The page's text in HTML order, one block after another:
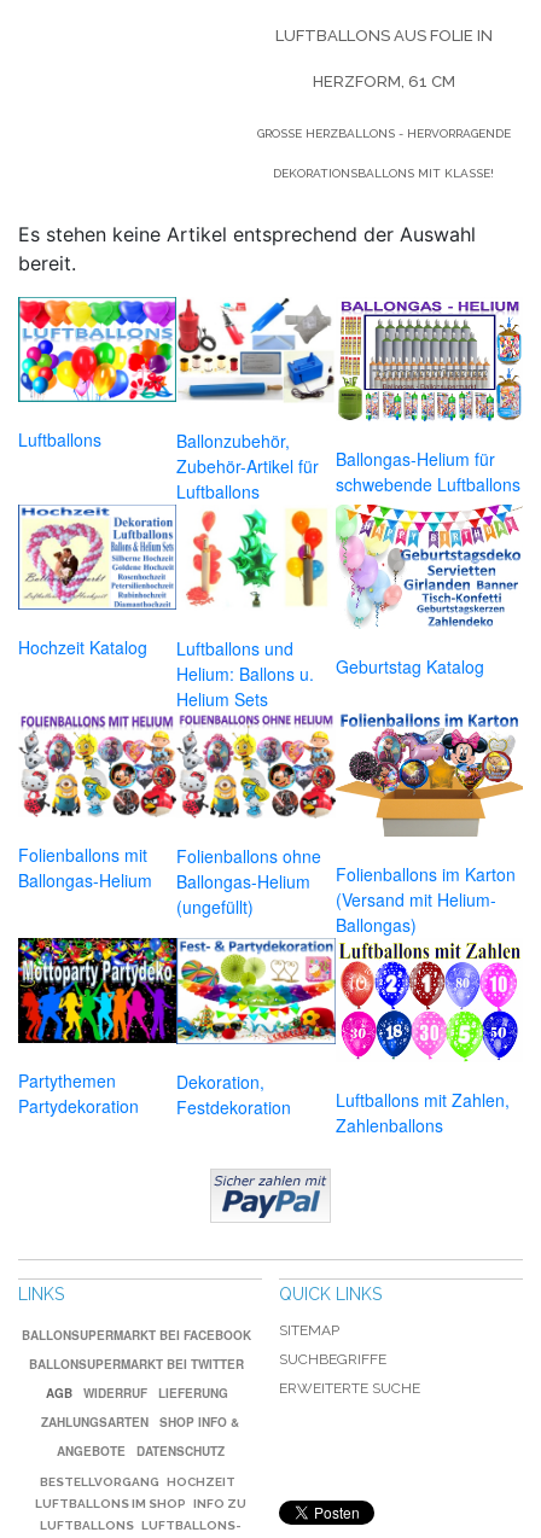
LUFTBALLONS AUS FOLIE IN
HERZFORM, 61 CM
GROSSE HERZBALLONS - HERVORRAGENDE D
EKORATIONSBALLONS MIT KLASSE!
Es stehen keine Artikel entsprechend der Auswahl
bereit.
Luftballons
Ballonzubehör,
Zubehör-Artikel für
Luftballons
Ballongas-Helium für
schwebende Luftballons
Hochzeit Katalog
Luftballons und
Helium: Ballons u.
Helium Sets
Geburtstag Katalog
Folienballons mit
Ballongas-Helium
Folienballons ohne
Ballongas-Helium
(ungefüllt)
Folienballons im Karton
(Versand mit Helium-
Ballongas)
Partythemen
Partydekoration
Dekoration,
Festdekoration
Luftballons mit Zahlen,
Zahlenballons
LINKS
BALLONSUPERMARKT BEI FACEBOOK
BALLONSUPERMARKT BEI TWITTER
AGB
WIDERRUF
LIEFERUNG
ZAHLUNGSARTEN
SHOP INFO &
ANGEBOTE
DATENSCHUTZ
BESTELLVORGANG
HOCHZEIT
LUFTBALLONS IM SHOP
INFO ZU
LUFTBALLONS LUFTBALLONS-
QUICK LINKS
SITEMAP
SUCHBEGRIFFE
ERWEITERTE SUCHE